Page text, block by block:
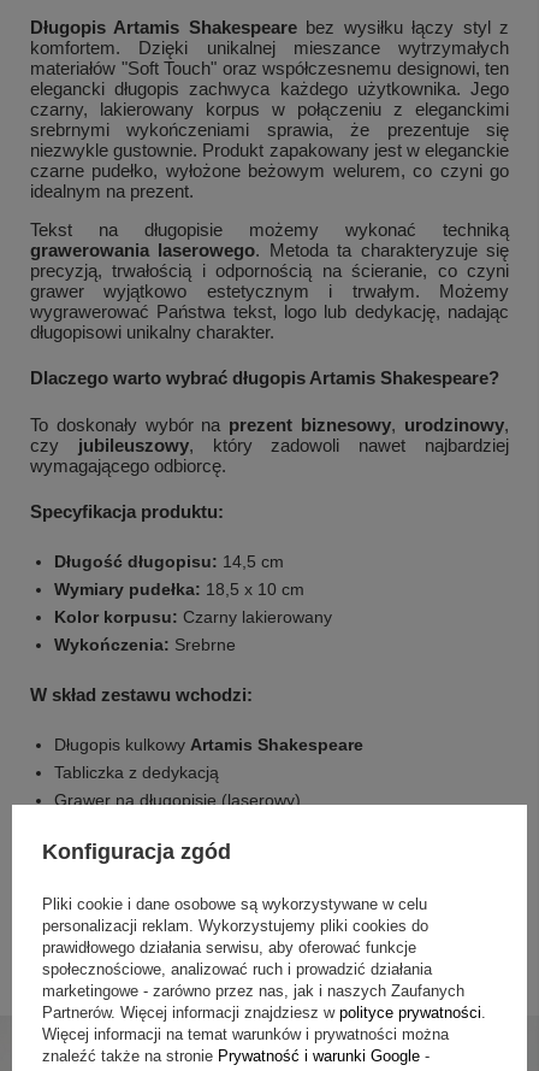
+1
Długopis Artamis Shakespearebez wysiłku łączy styl z
komfortem. Dzięki unikalnej mieszance wytrzymałych
materiałów "Soft Touch" oraz współczesnemu designowi, ten
elegancki długopis zachwyca każdego użytkownika. Jego
czarny, lakierowany korpus w połączeniu z eleganckimi
srebrnymi wykończeniami sprawia, że prezentuje się
niezwykle gustownie. Produkt zapakowany jest w eleganckie
czarne pudełko, wyłożone beżowym welurem, co czyni go
idealnym na prezent.
Tekst na długopisie możemy wykonać techniką
grawerowania laserowego. Metoda ta charakteryzuje się
precyzją, trwałością i odpornością na ścieranie, co czyni
grawer wyjątkowo estetycznym i trwałym. Możemy
wygrawerować Państwa tekst, logo lub dedykację, nadając
długopisowi unikalny charakter.
Dlaczego warto wybrać długopis Artamis Shakespeare?
To doskonały wybór na prezent biznesowy, urodzinowy,
czy jubileuszowy, który zadowoli nawet najbardziej
wymagającego odbiorcę.
Specyfikacja produktu:
Długość długopisu: 14,5 cm
Wymiary pudełka: 18,5 x 10 cm
Kolor korpusu: Czarny lakierowany
Wykończenia: Srebrne
W skład zestawu wchodzi:
Długopis kulkowy Artamis Shakespeare
Tabliczka z dedykacją
Grawer na długopisie (laserowy)
Czarny wkład startowy
Długopis Artamis Shakespeareto idealny upominek dla
osób ceniących sobie elegancję i funkcjonalność. Znakomity
wybór na prezent, który będzie nie tylko praktyczny, ale
także niezapomniany.
Konfiguracja zgód
Pliki cookie i dane osobowe są wykorzystywane w celu
personalizacji reklam. Wykorzystujemy pliki cookies do
prawidłowego działania serwisu, aby oferować funkcje
społecznościowe, analizować ruch i prowadzić działania
marketingowe - zarówno przez nas, jak i naszych Zaufanych
Partnerów. Więcej informacji znajdziesz w polityce prywatności.
Więcej informacji na temat warunków i prywatności można
znaleźć także na stronie Prywatność i warunki Google -